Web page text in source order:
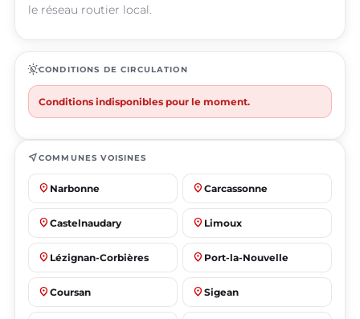
le réseau routier local.
routineCONDITIONS DE CIRCULATION
Conditions indisponibles pour le moment.
near_meCOMMUNES VOISINES
place Narbonne place Carcassonne
place Castelnaudary place Limoux
place Lézignan-Corbières place Port-la-Nouvelle
place Coursan place Sigean